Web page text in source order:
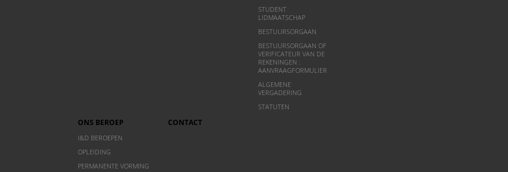
STUDENT
LIDMAATSCHAP
BESTUURSORGAAN
BESTUURSORGAAN OF
VERIFICATEUR VAN DE
REKENINGEN :
AANVRAAGFORMULIER
ALGEMENE
VERGADERING
STATUTEN
ONS BEROEP
I&D BEROEPEN
OPLEIDING
PERMANENTE VORMING
CONTACT